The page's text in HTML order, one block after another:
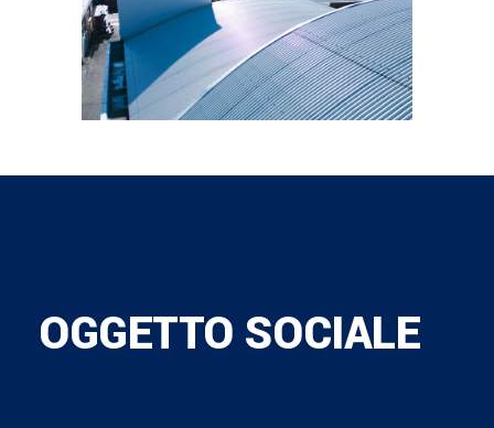
OGGETTO SOCIALE